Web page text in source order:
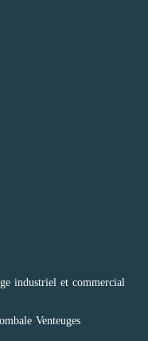
industriel et commercial
Venteuges